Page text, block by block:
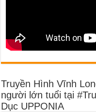
Truyền Hình Vĩnh
người lớn tuổi tại
Dục UPPONIA